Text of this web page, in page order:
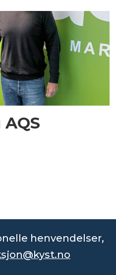
henvendelser,